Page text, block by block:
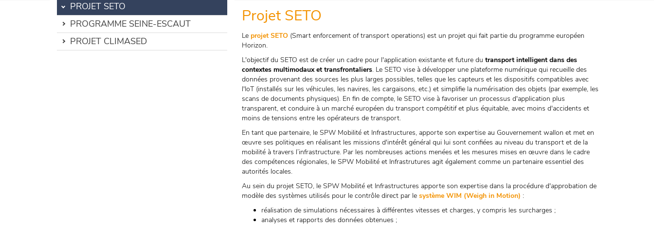
PROJET SETO
PROGRAMME SEINE-ESCAUT
PROJET CLIMASED
Projet SETO
Le projet SETO (Smart enforcement of transport operations) est un projet qui fait partie du programme européen
Horizon.
L'objectif du SETO est de créer un cadre pour l'application existante et future du transport intelligent dans des
contextes multimodaux et transfrontaliers. Le SETO vise à développer une plateforme numérique qui recueille des
données provenant des sources les plus larges possibles, telles que les capteurs et les dispositifs compatibles avec
l'IoT (installés sur les véhicules, les navires, les cargaisons, etc.) et simplifie la numérisation des objets (par exemple, les
scans de documents physiques). En fin de compte, le SETO vise à favoriser un processus d'application plus
transparent, et conduire à un marché européen du transport compétitif et plus équitable, avec moins d'accidents et
moins de tensions entre les opérateurs de transport.
En tant que partenaire, le SPW Mobilité et Infrastructures, apporte son expertise au Gouvernement wallon et met en
œuvre ses politiques en réalisant les missions d'intérêt général qui lui sont confiées au niveau du transport et de la
mobilité à travers l’infrastructure. Par les nombreuses actions menées et les mesures mises en œuvre dans le cadre
des compétences régionales, le SPW Mobilité et Infrastrutures agit également comme un partenaire essentiel des
autorités locales.
Au sein du projet SETO, le SPW Mobilité et Infrastructures apporte son expertise dans la procédure d'approbation de
modèle des systèmes utilisés pour le contrôle direct par le système WIM (Weigh in Motion) :
réalisation de simulations nécessaires à différentes vitesses et charges, y compris les surcharges ;
analyses et rapports des données obtenues ;